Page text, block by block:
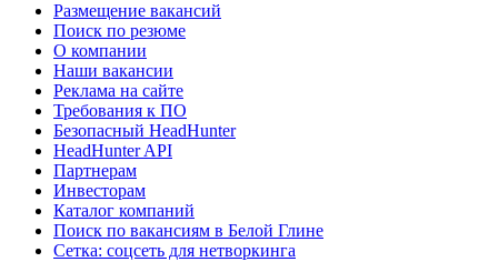
Размещение вакансий
Поиск по резюме
О компании
Наши вакансии
Реклама на сайте
Требования к ПО
Безопасный HeadHunter
HeadHunter API
Партнерам
Инвесторам
Каталог компаний
Поиск по вакансиям в Белой Глине
Сетка: соцсеть для нетворкинга